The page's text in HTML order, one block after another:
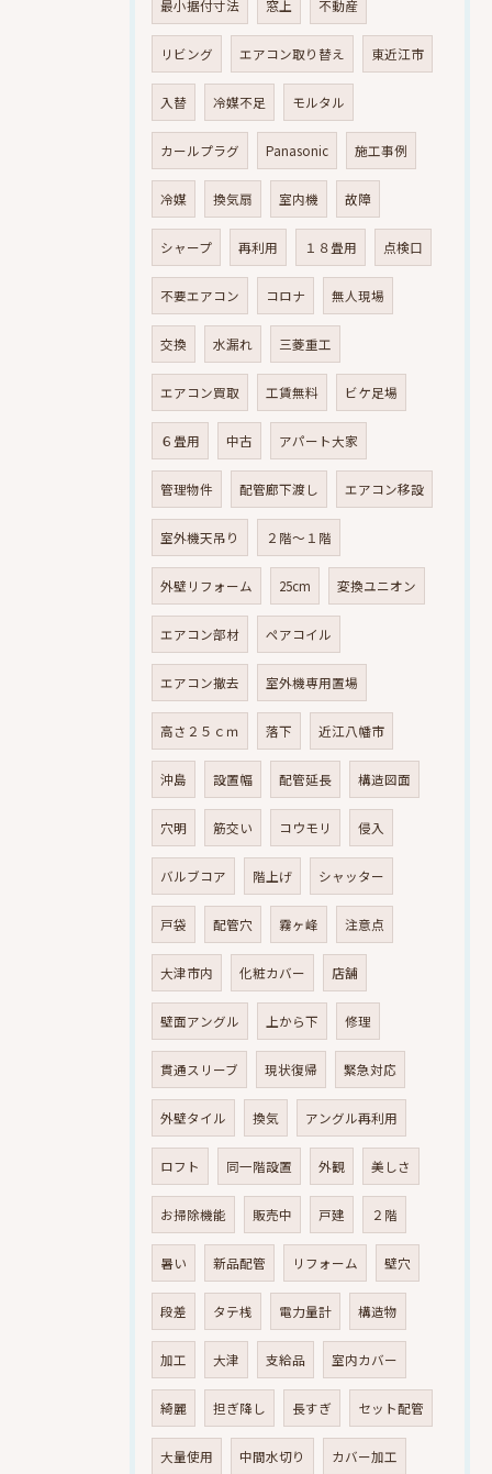
最小据付寸法 窓上 不動産
リビング エアコン取り替え 東近江市
入替 冷媒不足 モルタル
カールプラグ Panasonic 施工事例
冷媒 換気扇 室内機 故障
シャープ 再利用 １８畳用 点検口
不要エアコン コロナ 無人現場
交換 水漏れ 三菱重工
エアコン買取 工賃無料 ビケ足場
６畳用 中古 アパート大家
管理物件 配管廊下渡し エアコン移設
室外機天吊り ２階～１階
外壁リフォーム 25cm 変換ユニオン
エアコン部材 ペアコイル
エアコン撤去 室外機専用置場
高さ２５ｃｍ 落下 近江八幡市
沖島 設置幅 配管延長 構造図面
穴明 筋交い コウモリ 侵入
バルブコア 階上げ シャッター
戸袋 配管穴 霧ヶ峰 注意点
大津市内 化粧カバー 店舗
壁面アングル 上から下 修理
貫通スリーブ 現状復帰 緊急対応
外壁タイル 換気 アングル再利用
ロフト 同一階設置 外観 美しさ
お掃除機能 販売中 戸建 ２階
暑い 新品配管 リフォーム 壁穴
段差 タテ桟 電力量計 構造物
加工 大津 支給品 室内カバー
綺麗 担ぎ降し 長すぎ セット配管
大量使用 中間水切り カバー加工